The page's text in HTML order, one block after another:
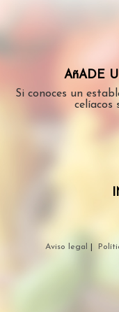
AñADE
Si conoces un
celíacos
Aviso legal